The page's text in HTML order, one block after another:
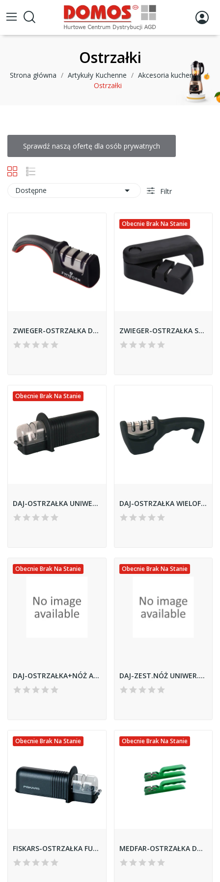
Ostrzałki
Strona główna Artykuły Kuchenne
Akcesoria kuchenne
Ostrzałki
Sprawdź naszą ofertę dla osób prywatnych
Dostępne  Filtr
ZWIEGER-OSTRZAŁKA DO NOŻY DIAMENTOWA *RAPID*
Obecnie Brak Na Stanie
ZWIEGER-OSTRZAŁKA SKŁADANA *PRACTI PLUS*
Obecnie Brak Na Stanie
DAJ-OSTRZAŁKA UNIWERSALNA 20359 DAJ-OSTRZAŁKA WIELOFUNKCYJNA 20336
Obecnie Brak Na Stanie
DAJ-OSTRZAŁKA+NÓŻ AVANTI
Obecnie Brak Na Stanie
DAJ-ZEST.NÓŻ UNIWER.+OSTRZAŁKA
Obecnie Brak Na Stanie
FISKARS-OSTRZAŁKA FUNCTIONAL FORM.
Obecnie Brak Na Stanie
MEDFAR-OSTRZAŁKA DO NOŻY